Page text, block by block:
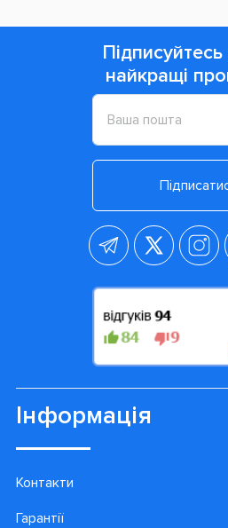
найкращі
Інформація
Контакти
Гарантії